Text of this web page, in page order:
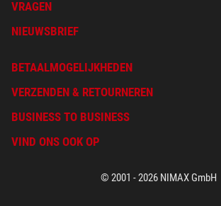
VRAGEN
NIEUWSBRIEF
BETAALMOGELIJKHEDEN
VERZENDEN & RETOURNEREN
BUSINESS TO BUSINESS
VIND ONS OOK OP
© 2001 - 2026 NIMAX GmbH